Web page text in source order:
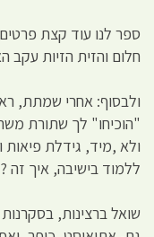
ספר לנו עוד קצת
חלום והזית הזיות עקב
ולבסוף: אחרי שמתת,
"הוכיחו" לך שתורת
ולא ,מיד, גידלת פיאות
ללמוד בישיבה, איך זה
שואל ברצינות, בסקרנות